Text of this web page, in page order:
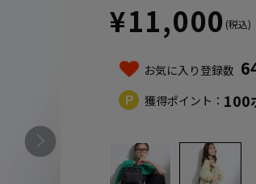
¥11,000 (税込)
お気に入り登録数
獲得ポイント： 100